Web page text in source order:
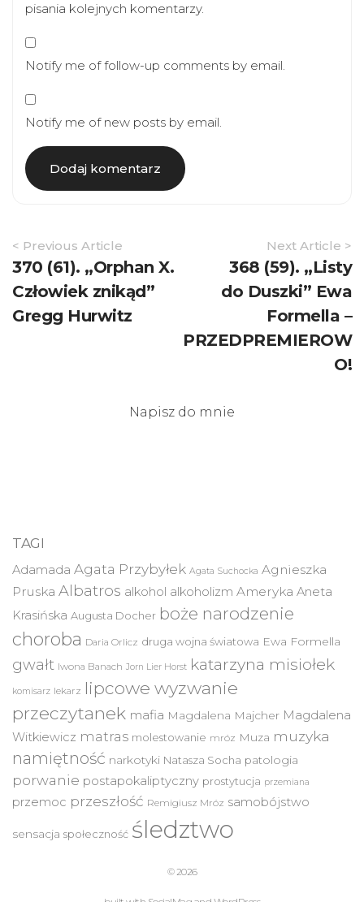
pisania kolejnych komentarzy.
Notify me of follow-up comments by email.
Notify me of new posts by email.
Article
Navigation
< Previous Article
370 (61). „Orphan X.
Człowiek znikąd”
Gregg Hurwitz
Next Article >
368 (59). „Listy
do Duszki” Ewa
Formella –
PRZEDPREMIEROW
O!
Napisz do mnie
TAGI
Adamada Agata Przybyłek Agata Suchocka Agnieszka
Pruska Albatros alkohol alkoholizm Ameryka Aneta
Krasińska Augusta Docher boże narodzenie
choroba Daria Orlicz druga wojna światowa Ewa Formella
gwałt Iwona Banach Jorn Lier Horst katarzyna misiołek
komisarz lekarz lipcowe wyzwanie
przeczytanek mafia Magdalena Majcher Magdalena
Witkiewicz matras molestowanie mróz Muza muzyka
namiętność narkotyki Natasza Socha patologia
porwanie postapokaliptyczny prostytucja przemiana
przemoc przeszłość Remigiusz Mróz samobójstwo
sensacja społeczność śledztwo
© 2026